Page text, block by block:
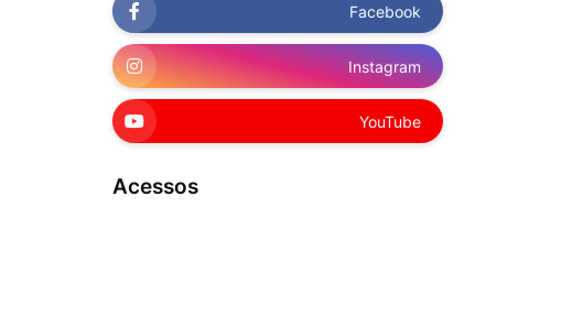
Facebook
Instagram
YouTube
Acessos